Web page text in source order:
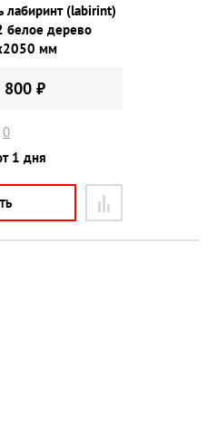
лабиринт (labirint)
белое дерево
мм
800 ₽
0
1 дня